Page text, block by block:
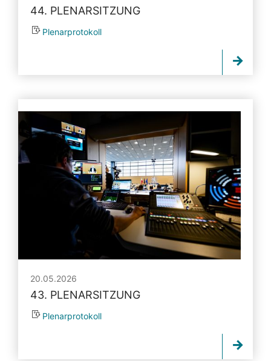
44. PLENARSITZUNG
Plenarprotokoll
20.05.2026
43. PLENARSITZUNG
Plenarprotokoll